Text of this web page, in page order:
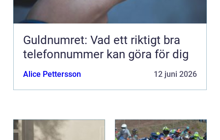
Guldnumret: Vad ett riktigt bra
telefonnummer kan göra för dig
Alice Pettersson 12 juni 2026